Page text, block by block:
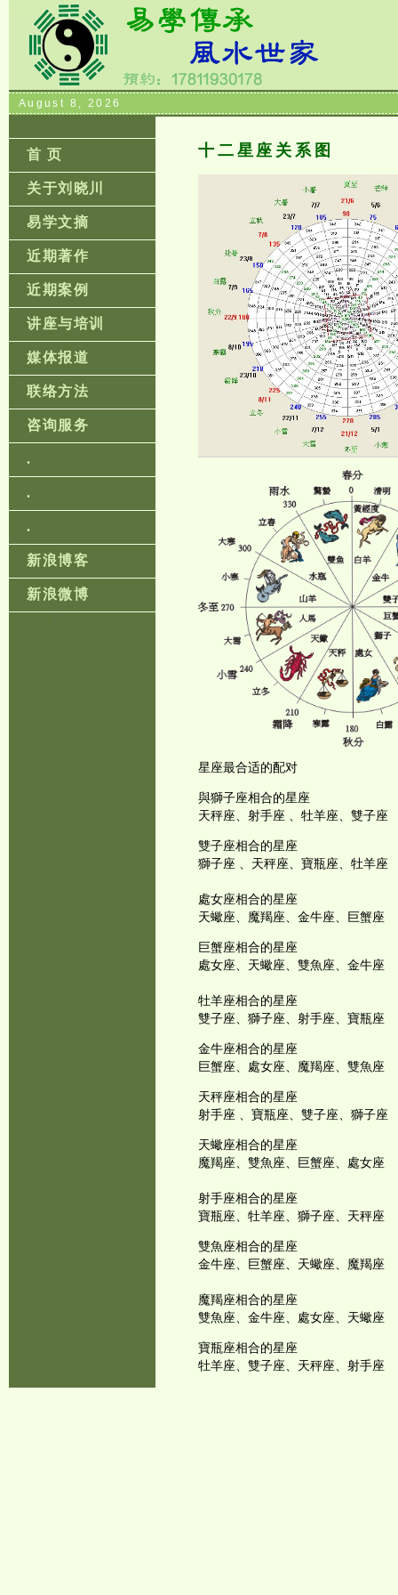
August 8, 2026
首 页
关于刘晓川
易学文摘
近期著作
近期案例
讲座与培训
媒体报道
联络方法
咨询服务
.
.
.
新浪博客
新浪微博
?
十二星座关系图
星座最合适的配对
與獅子座相合的星座
天秤座、射手座 、牡羊座、雙子座
雙子座相合的星座
獅子座 、天秤座、寶瓶座、牡羊座
處女座相合的星座
天蠍座、魔羯座、金牛座、巨蟹座
巨蟹座相合的星座
處女座、天蠍座、雙魚座、金牛座
牡羊座相合的星座
雙子座、獅子座、射手座、寶瓶座
金牛座相合的星座
巨蟹座、處女座、魔羯座、雙魚座
天秤座相合的星座
射手座 、寶瓶座、雙子座、獅子座
天蠍座相合的星座
魔羯座、雙魚座、巨蟹座、處女座
射手座相合的星座
寶瓶座、牡羊座、獅子座、天秤座
雙魚座相合的星座
金牛座、巨蟹座、天蠍座、魔羯座
魔羯座相合的星座
雙魚座、金牛座、處女座、天蠍座
寶瓶座相合的星座
牡羊座、雙子座、天秤座、射手座